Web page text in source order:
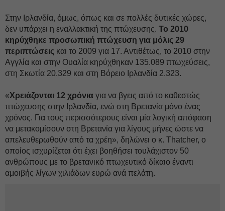
Στην Ιρλανδία, όμως, όπως και σε πολλές δυτικές χώρες,
δεν υπάρχει η εναλλακτική της πτώχευσης. Το 2010
κηρύχθηκε προσωπική πτώχευση για μόλις 29
περιπτώσεις και το 2009 για 17. Αντιθέτως, το 2010 στην
Αγγλία και στην Ουαλία κηρύχθηκαν 135.089 πτωχεύσεις,
στη Σκωτία 20.329 και στη Βόρειο Ιρλανδία 2.323.
«Χρειάζονται 12 χρόνια για να βγεις από το καθεστώς
πτώχευσης στην Ιρλανδία, ενώ στη Βρετανία μόνο ένας
χρόνος. Για τους περισσότερους είναι μία λογική απόφαση
να μετακομίσουν στη Βρετανία για λίγους μήνες ώστε να
απελευθερωθούν από τα χρέη», δηλώνει ο κ. Thatcher, ο
οποίος ισχυρίζεται ότι έχει βοηθήσει τουλάχιστον 50
ανθρώπους με το βρετανικό πτωχευτικό δίκαιο έναντι
αμοιβής λίγων χιλιάδων ευρώ ανά πελάτη.